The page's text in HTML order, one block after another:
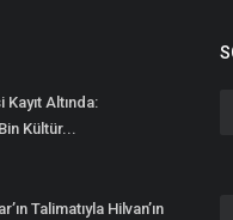
Altında:
Kültür...
Talimatıyla Hilvan’ın